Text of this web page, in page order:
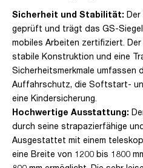
Sicherheit und Stabilität: Der
geprüft und trägt das GS-
mobiles Arbeiten zertifiziert.
stabile Konstruktion und eine
Sicherheitsmerkmale umfassen
Auffahrschutz, die Softstart-
eine Kindersicherung.
Hochwertige Ausstattung:
durch seine strapazierfähige
Ausgestattet mit einem
eine Breite von 1200 bis 1800